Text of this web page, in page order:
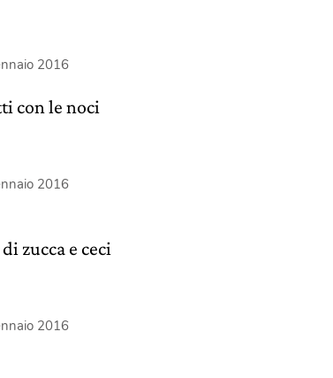
2016
con le noci
2016
zucca e ceci
2016